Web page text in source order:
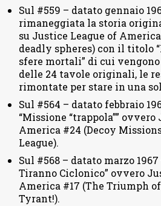
Sul #559 – datato gennaio
rimaneggiata la storia
su Justice League of
deadly spheres) con il titolo
sfere mortali” di cui
delle 24 tavole originali, le
rimontate per stare in una
Sul #564 – datato febbraio
“Missione “trappola””
America #24 (Decoy
League).
Sul #568 – datato marzo
Tiranno Ciclonico” ovvero
America #17 (The Triumph
Tyrant!).